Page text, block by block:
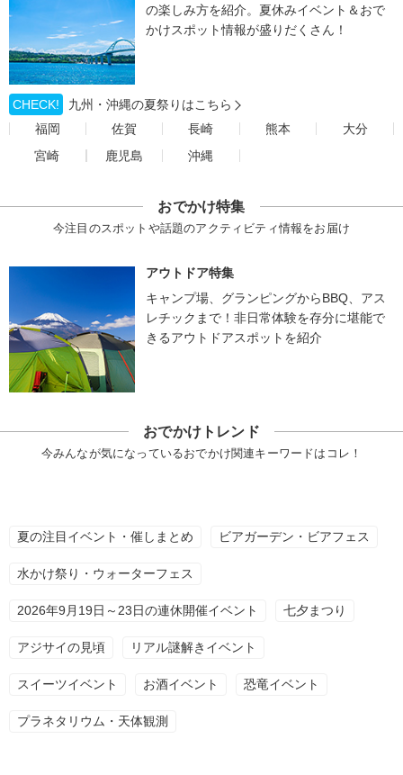
の楽しみ方を紹介。夏休みイベント＆おで
かけスポット情報が盛りだくさん！
CHECK!
九州・沖縄の夏祭りはこちら
福岡
佐賀 長崎 熊本
大分
宮崎
鹿児島 沖縄
おでかけ特集
今注目のスポットや話題のアクティビティ情報をお届け
アウトドア特集
キャンプ場、グランピングからBBQ、アス
レチックまで！非日常体験を存分に堪能で
きるアウトドアスポットを紹介
おでかけトレンド
今みんなが気になっているおでかけ関連キーワードはコレ！
夏の注目イベント・催しまとめ ビアガーデン・ビアフェス
水かけ祭り・ウォーターフェス
2026年9月19日～23日の連休開催イベント 七夕まつり
アジサイの見頃 リアル謎解きイベント
スイーツイベント お酒イベント 恐竜イベント
プラネタリウム・天体観測